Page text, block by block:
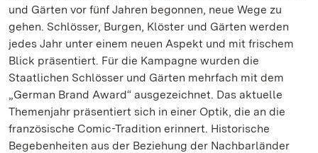
und Gärten vor fünf Jahren begonnen, neue Wege zu
gehen. Schlösser, Burgen, Klöster und Gärten werden
jedes Jahr unter einem neuen Aspekt und mit frischem
Blick präsentiert. Für die Kampagne wurden die
Staatlichen Schlösser und Gärten mehrfach mit dem
„German Brand Award“ ausgezeichnet. Das aktuelle
Themenjahr präsentiert sich in einer Optik, die an die
französische Comic-Tradition erinnert. Historische
Begebenheiten aus der Beziehung der Nachbarländer